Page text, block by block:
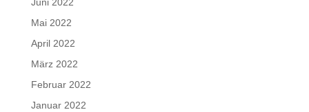
Mai 2022
April 2022
März 2022
Februar 2022
Januar 2022